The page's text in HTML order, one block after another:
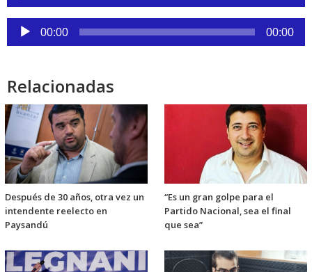
audio
Reproductor
de
00:00 00:00
Relacionadas
Después de 30 años, otra vez un
intendente reelecto en
Paysandú
“Es un gran golpe para el
Partido Nacional, sea el final
que sea”